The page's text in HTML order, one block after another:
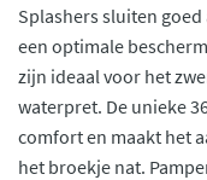
Splashers sluiten
een optimale
zijn ideaal voor het
waterpret. De unieke
comfort en maakt het
het broekje nat.